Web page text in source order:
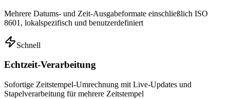
Mehrere Datums- und Zeit-Ausgabeformate einschließlich ISO
8601, lokalspezifisch und benutzerdefiniert
Schnell
Echtzeit-Verarbeitung
Sofortige Zeitstempel-Umrechnung mit Live-Updates und
Stapelverarbeitung für mehrere Zeitstempel